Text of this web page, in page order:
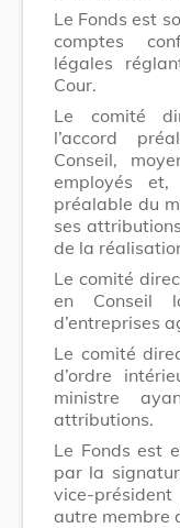
Le Fonds est
comptes
légales
Cour.
Le comité
l’accord
Conseil,
employés et,
préalable du
ses
de la
Le comité
en Conseil
d’entreprises
Le comité
d’ordre
ministre
attributions.
Le Fonds est
par la
vice-
autre membre